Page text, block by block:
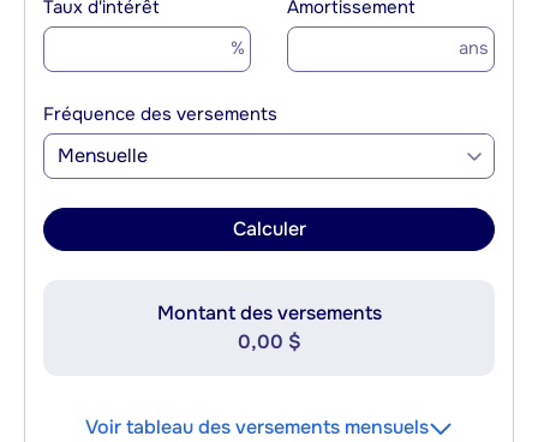
Taux d'intérêt
%
Amortissement
ans
Fréquence des versements
Mensuelle
Calculer
Montant des versements
0,00 $
Voir tableau des versements mensuels